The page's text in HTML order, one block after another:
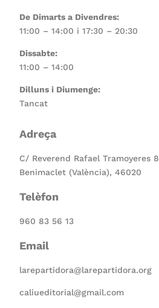
De Dimarts a Divendres:
11:00 – 14:00 i 17:30 – 20:30
Dissabte:
11:00 – 14:00
Dilluns i Diumenge:
Tancat
Adreça
C/ Reverend Rafael Tramoyeres 8
Benimaclet (València), 46020
Telèfon
960 83 56 13
Email
larepartidora@larepartidora.org
caliueditorial@gmail.com